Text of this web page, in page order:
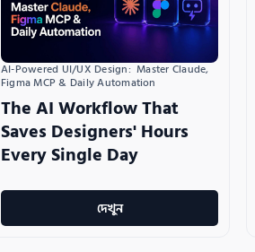
AI-Powered UI/UX Design:  Master Claude,
Figma MCP & Daily Automation
The AI Workflow That
Saves Designers' Hours
Every Single Day
দেখুন